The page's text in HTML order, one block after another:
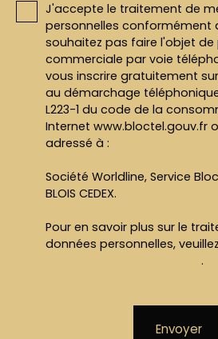
J'accepte le traitement de
personnelles conformément
souhaitez pas faire l'objet
commerciale par voie
vous inscrire gratuitement
au démarchage
L223-1 du code de la
Internet www.bloctel.gouv.fr
adressé à :
Société Worldline, Service
BLOIS CEDEX.
Pour en savoir plus sur le
données personnelles,
.
Envoyer